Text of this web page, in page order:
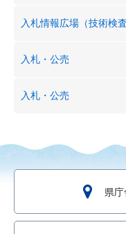
入札情報広場（技術検査
入札・公売
入札・公売
県